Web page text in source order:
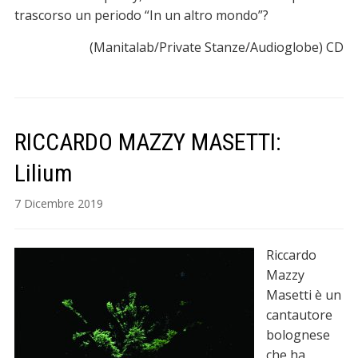
trascorso un periodo “In un altro mondo”?
(Manitalab/Private Stanze/Audioglobe) CD
RICCARDO MAZZY MASETTI:
Lilium
7 Dicembre 2019
Riccardo
Mazzy
Masetti è un
cantautore
bolognese